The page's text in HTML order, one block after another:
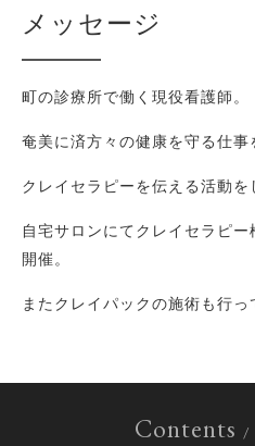
メッセージ
町の診療所で働く現役看護師。
奄美に済方々の健康を守る仕事
クレイセラピーを伝える活動を
自宅サロンにてクレイセラピ
開催。
またクレイパックの施術も行っ
Contents /